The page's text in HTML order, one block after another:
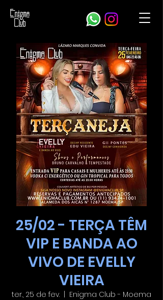
25/02 - TERÇA TÊM
VIP E BANDA AO
VIVO DE EVELLY
VIEIRA
ter., 25 de fev. Enigma Club - Moema